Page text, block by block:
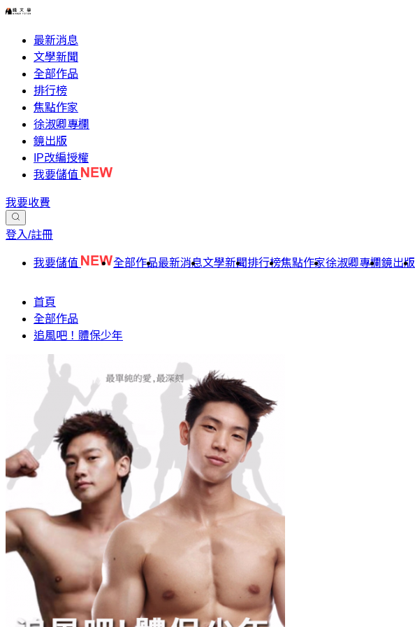
最新消息
文學新聞
全部作品
排行榜
焦點作家
徐淑卿專欄
鏡出版
IP改編授權
我要儲值
我要收費
登入/註冊
我要儲值 全部作品最新消息文學新聞排行榜焦點作家徐淑卿專欄鏡出版
首頁
全部作品
追風吧！體保少年